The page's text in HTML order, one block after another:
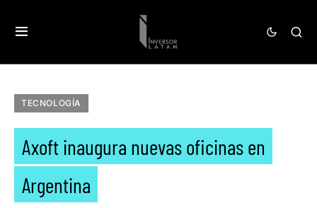
TECNOLOGÍA
Axoft inaugura nuevas oficinas en
Argentina